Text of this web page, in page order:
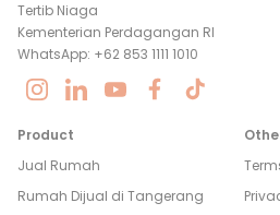
Tertib Niaga
Kementerian Perdagangan RI
WhatsApp: +62 853 1111 1010
Product
Jual Rumah
Rumah Dijual di Tangerang